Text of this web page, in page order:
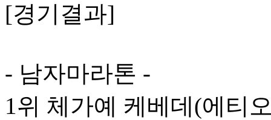
[경기결과]
- 남자마라톤 -
1위 체가예 케베데(에티